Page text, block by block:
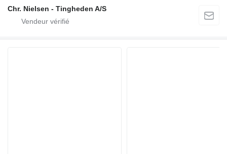
Chr. Nielsen - Tingheden A/S